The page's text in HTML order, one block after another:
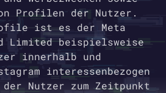
Profilen der Nutzer.
ist es der Meta
Limited beispielsweise
innerhalb und
interessenbezogen
Nutzer zum Zeitpunkt